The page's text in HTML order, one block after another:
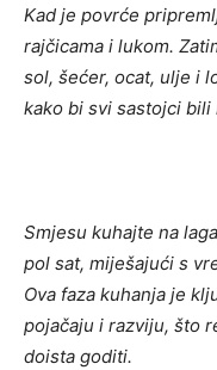
Kad je povrće
rajčicama i lukom.
sol, šećer, ocat, ulje i
kako bi svi sastojci
Smjesu kuhajte na
pol sat, miješajući s
Ova faza kuhanja je
pojačaju i razviju, što
doista goditi.